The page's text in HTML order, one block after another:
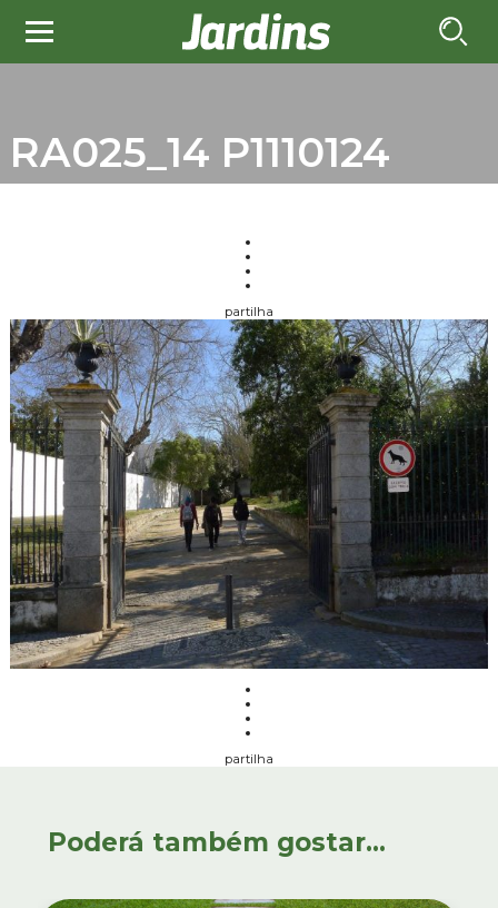
RA025_14 P1110124
partilha
partilha
Poderá também gostar...